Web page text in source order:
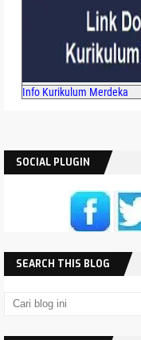
Info Kurikulum Merdeka
SOCIAL PLUGIN
SEARCH THIS BLOG